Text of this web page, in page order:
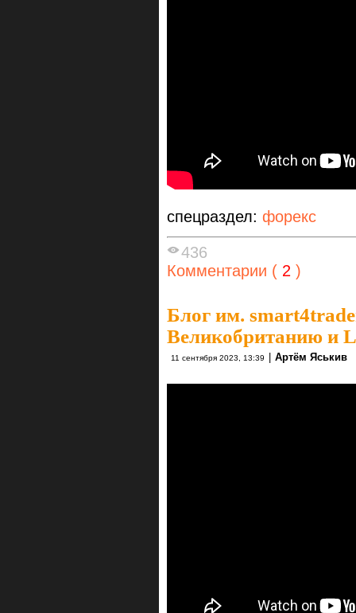
спецраздел: форекс
436
Комментарии ( 2 )
Блог им.
Великобританию и
11 сентября 2023, 13:39 | Артём Яськив